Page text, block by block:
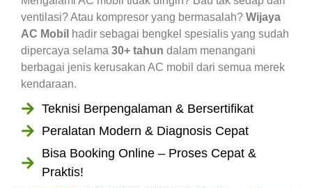
ventilasi? Atau kompresor yang bermasalah? Wijaya
AC Mobil hadir sebagai bengkel spesialis yang sudah
dipercaya selama 30+ tahun dalam menangani
berbagai jenis kerusakan AC mobil dari semua merek
kendaraan.
Teknisi Berpengalaman & Bersertifikat
Peralatan Modern & Diagnosis Cepat
Bisa Booking Online – Proses Cepat &
Praktis!